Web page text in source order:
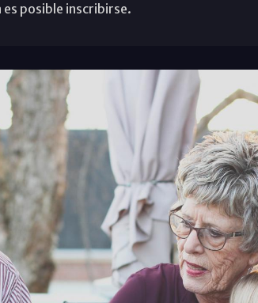
es posible inscribirse.